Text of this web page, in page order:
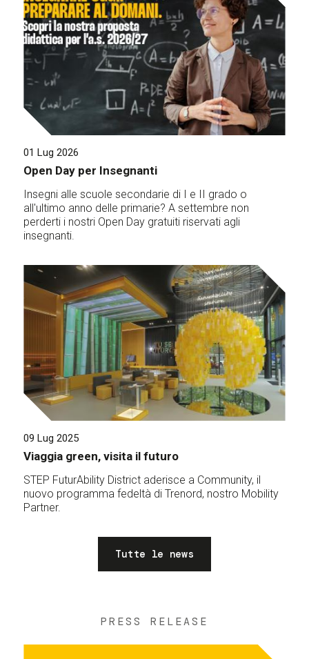
01 Lug 2026
Open Day per Insegnanti
Insegni alle scuole secondarie di I e II grado o
all'ultimo anno delle primarie? A settembre non
perderti i nostri Open Day gratuiti riservati agli
insegnanti.
09 Lug 2025
Viaggia green, visita il futuro
STEP FuturAbility District aderisce a Community, il
nuovo programma fedeltà di Trenord, nostro Mobility
Partner.
Tutte le news
PRESS RELEASE